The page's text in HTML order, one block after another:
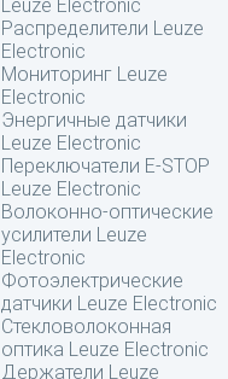
Leuze Electronic
Распределители Leuze
Electronic
Мониторинг Leuze
Electronic
Энергичные датчики
Leuze Electronic
Переключатели E-STOP
Leuze Electronic
Волоконно-оптические
усилители Leuze
Electronic
Фотоэлектрические
датчики Leuze Electronic
Стекловолоконная
оптика Leuze Electronic
Держатели Leuze